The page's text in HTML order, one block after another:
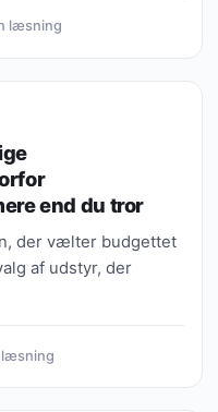
læsning
end du tror
der vælter budgettet
af udstyr, der
læsning